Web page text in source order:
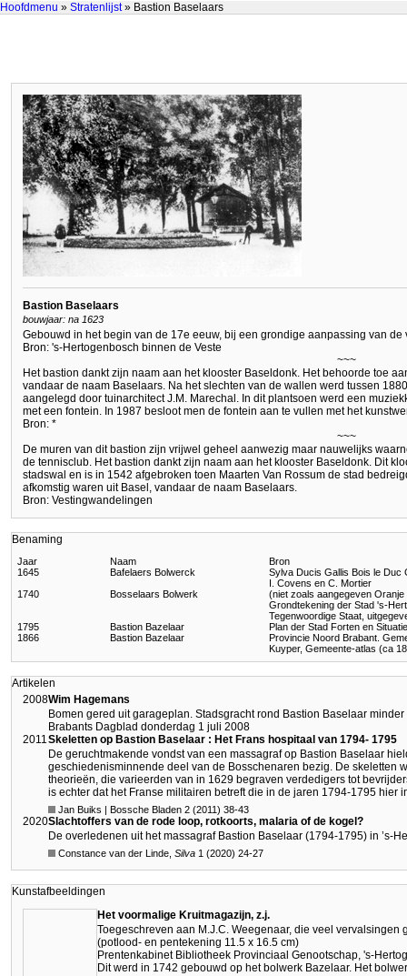
Hoofdmenu » Stratenlijst» Bastion Baselaars
Bastion Baselaars
bouwjaar: na 1623
Gebouwd in het begin van de 17e eeuw, bij een grondige aanpassing van de
Bron: 's-Hertogenbosch binnen de Veste
~~~
Het bastion dankt zijn naam aan het klooster Baseldonk. Het behoorde toe
vandaar de naam Baselaars. Na het slechten van de wallen werd tussen
aangelegd door tuinarchitect J.M. Marechal. In dit plantsoen werd een
met een fontein. In 1987 besloot men de fontein aan te vullen met het
Bron: *
~~~
De muren van dit bastion zijn vrijwel geheel aanwezig maar nauwelijks
de tennisclub. Het bastion dankt zijn naam aan het klooster Baseldonk. Dit
stadswal en is in 1542 afgebroken toen Maarten Van Rossum de stad
afkomstig waren uit Basel, vandaar de naam Baselaars.
Bron: Vestingwandelingen
Benaming
Jaar Naam
Bron
1645
Bafelaers Bolwerck
Sylva Ducis Gallis Bois le
I. Covens en C. Mortier
1740
Bosselaars Bolwerk
(niet zoals aangegeven
Grondtekening der Stad 's-
Tegenwoordige Staat,
1795
Bastion Bazelaar
Plan der Stad Forten en
1866
Bastion Bazelaar
Provincie Noord Brabant.
Kuyper, Gemeente-atlas (ca
Artikelen
2008Wim Hagemans
Bomen gered uit garageplan. Stadsgracht rond Bastion Baselaar
Brabants Dagblad donderdag 1 juli 2008
2011Skeletten op Bastion Baselaar : Het Frans hospitaal van 1794- 1795
De geruchtmakende vondst van een massagraf op Bastion Baselaar
geschiedenisminnende deel van de Bosschenaren bezig. De skeletten
theorieën, die varieerden van in 1629 begraven verdedigers tot
is echter dat het Franse militairen betreft die in de jaren 1794-1795 hier
Jan Buiks | Bossche Bladen 2 (2011) 38-43
2020Slachtoffers van de rode loop, rotkoorts, malaria of de kogel?
De overledenen uit het massagraf Bastion Baselaar (1794-1795) in ’s-
Constance van der Linde, Silva 1 (2020) 24-27
Kunstafbeeldingen
Het voormalige Kruitmagazijn, z.j.
Toegeschreven aan M.J.C. Weegenaar, die veel vervalsingen
(potlood- en pentekening 11.5 x 16.5 cm)
Prentenkabinet Bibliotheek Provinciaal Genootschap, 's-
Dit werd in 1742 gebouwd op het bolwerk Bazelaar. Het